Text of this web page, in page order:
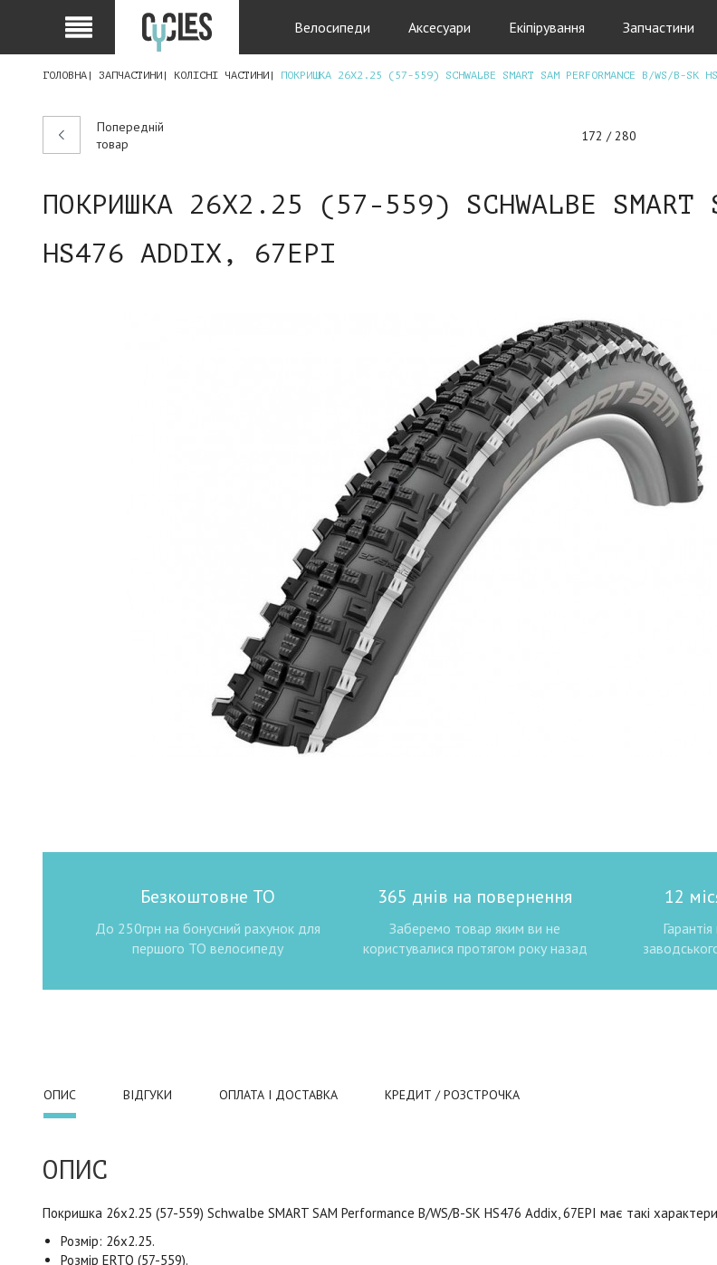
Велосипеди Аксесуари Екіпірування Запчастини
ГОЛОВНА ЗАПЧАСТИНИ КОЛІСНІ ЧАСТИНИ ПОКРИШКА 26X2.25 (57-559) SCHWALBE SMART SAM PERFORMANCE B/WS/B-SK
Попередній
товар
172 / 280
ПОКРИШКА 26X2.25 (57-559) SCHWALBE SMART
HS476 ADDIX, 67EPI
Безкоштовне ТО
До 250грн на бонусний рахунок для
першого ТО велосипеду
365 днів на повернення
Заберемо товар яким ви не
користувалися протягом року назад
12
ОПИС ВІДГУКИ ОПЛАТА І ДОСТАВКА КРЕДИТ / РОЗСТРОЧКА
ОПИС
Покришка 26x2.25 (57-559) Schwalbe SMART SAM Performance B/WS/B-SK HS476 Addix, 67EPI має такі
Розмір: 26x2.25.
Розмір ERTO (57-559).